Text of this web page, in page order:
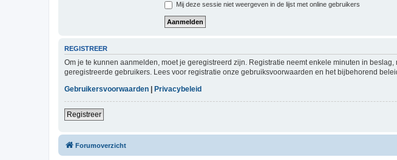
Mij deze sessie niet weergeven in de lijst met online gebruikers
REGISTREER
Om je te kunnen aanmelden, moet je geregistreerd zijn. Registratie neemt enkele minuten in
geregistreerde gebruikers. Lees voor registratie onze gebruiksvoorwaarden en het bijbehorend
Gebruikersvoorwaarden
Privacybeleid
Registreer
Forumoverzicht